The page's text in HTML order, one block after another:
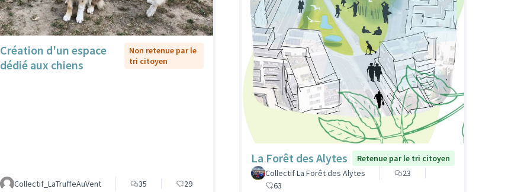
Création d'un espace
dédié aux chiens
Non retenue par le
tri citoyen
Collectif_LaTruffeAuVent 35 29
La Forêt des Alytes
Retenue par le tri citoyen
Collectif La Forêt des Alytes
23
63